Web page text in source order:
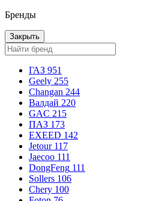
Бренды
Закрыть
ГАЗ 951
Geely 255
Changan 244
Валдай 220
GAC 215
ПАЗ 173
EXEED 142
Jetour 117
Jaecoo 111
DongFeng 111
Sollers 106
Chery 100